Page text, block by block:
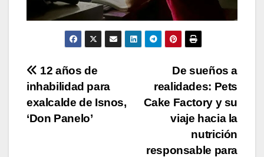
Navegación
de
entradas
De sueños a
realidades: Pets
Cake Factory y su
viaje hacia la
nutrición
responsable para
12 años de
inhabilidad para
exalcalde de Isnos,
‘Don Panelo’